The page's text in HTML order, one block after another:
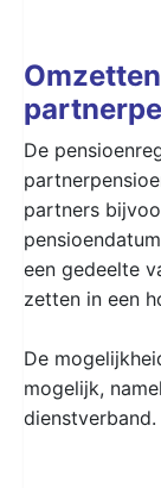
De
partners
een gedeelte
zetten in een
De
mogelijk,
dienstverband.